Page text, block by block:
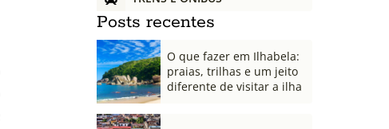
Posts recentes
O que fazer em Ilhabela:
praias, trilhas e um jeito
diferente de visitar a ilha